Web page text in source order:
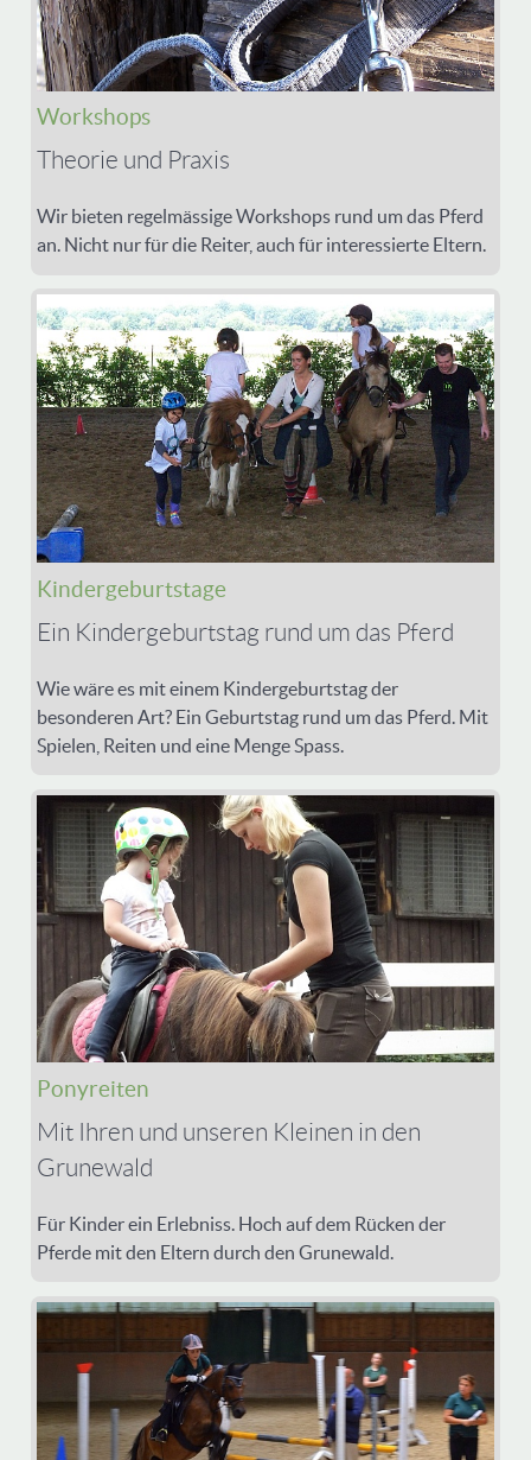
Workshops
Theorie und Praxis
Wir bieten regelmässige Workshops rund um das Pferd
an. Nicht nur für die Reiter, auch für interessierte Eltern.
Kindergeburtstage
Ein Kindergeburtstag rund um das Pferd
Wie wäre es mit einem Kindergeburtstag der
besonderen Art? Ein Geburtstag rund um das Pferd. Mit
Spielen, Reiten und eine Menge Spass.
Ponyreiten
Mit Ihren und unseren Kleinen in den
Grunewald
Für Kinder ein Erlebniss. Hoch auf dem Rücken der
Pferde mit den Eltern durch den Grunewald.